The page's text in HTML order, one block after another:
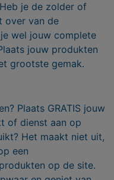
je de zolder of
over van de
wel jouw complete
jouw produkten
grootste gemak.
Plaats GRATIS jouw
of dienst aan op
Het maakt niet uit,
een
op de site.